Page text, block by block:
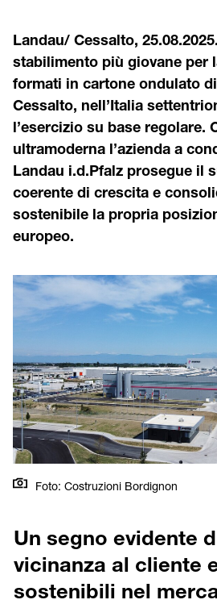
Landau/ Cessalto,
stabilimento più giovane per
formati in cartone ondulato
Cessalto, nell’Italia
l’esercizio su base regolare.
ultramoderna l’azienda a
Landau i.d.Pfalz prosegue il
coerente di crescita e
sostenibile la propria
europeo.
Foto: Costruzioni Bordignon
Un segno evidente
vicinanza al cliente
sostenibili nel